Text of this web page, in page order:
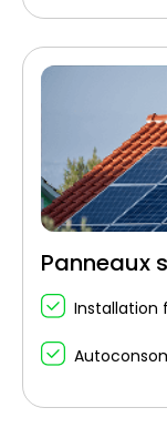
Panneaux
Installation